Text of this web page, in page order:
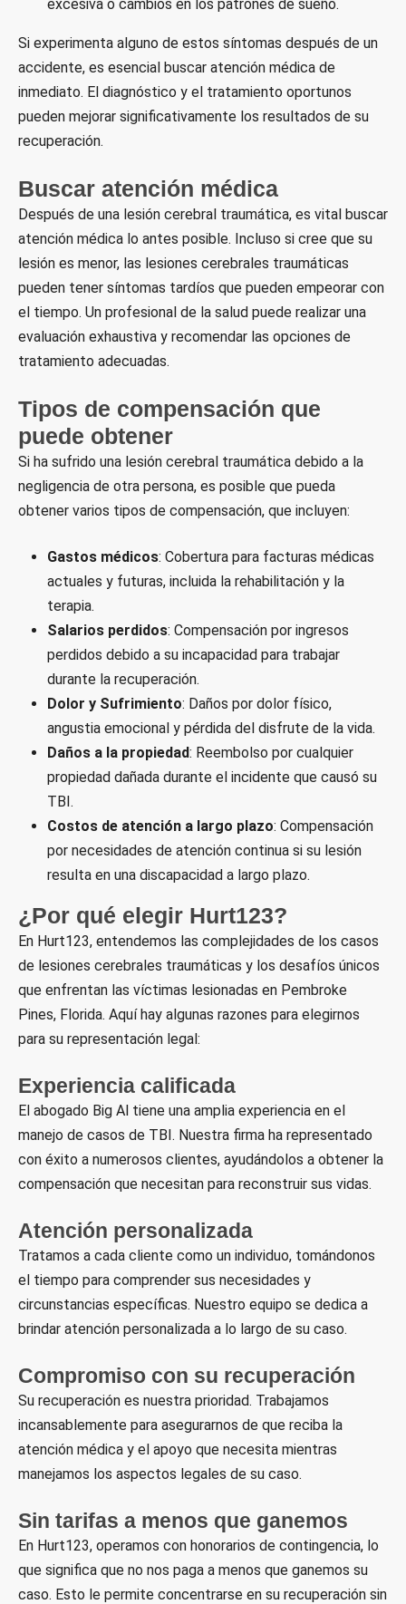
excesiva o cambios en los patrones de sueño.
Si experimenta alguno de estos síntomas después de un
accidente, es esencial buscar atención médica de
inmediato. El diagnóstico y el tratamiento oportunos
pueden mejorar significativamente los resultados de su
recuperación.
Buscar atención médica
Después de una lesión cerebral traumática, es vital buscar
atención médica lo antes posible. Incluso si cree que su
lesión es menor, las lesiones cerebrales traumáticas
pueden tener síntomas tardíos que pueden empeorar con
el tiempo. Un profesional de la salud puede realizar una
evaluación exhaustiva y recomendar las opciones de
tratamiento adecuadas.
Tipos de compensación que
puede obtener
Si ha sufrido una lesión cerebral traumática debido a la
negligencia de otra persona, es posible que pueda
obtener varios tipos de compensación, que incluyen:
Gastos médicos: Cobertura para facturas médicas
actuales y futuras, incluida la rehabilitación y la
terapia.
Salarios perdidos: Compensación por ingresos
perdidos debido a su incapacidad para trabajar
durante la recuperación.
Dolor y Sufrimiento: Daños por dolor físico,
angustia emocional y pérdida del disfrute de la vida.
Daños a la propiedad: Reembolso por cualquier
propiedad dañada durante el incidente que causó su
TBI.
Costos de atención a largo plazo: Compensación
por necesidades de atención continua si su lesión
resulta en una discapacidad a largo plazo.
¿Por qué elegir Hurt123?
En Hurt123, entendemos las complejidades de los casos
de lesiones cerebrales traumáticas y los desafíos únicos
que enfrentan las víctimas lesionadas en Pembroke
Pines, Florida. Aquí hay algunas razones para elegirnos
para su representación legal:
Experiencia calificada
El abogado Big Al tiene una amplia experiencia en el
manejo de casos de TBI. Nuestra firma ha representado
con éxito a numerosos clientes, ayudándolos a obtener la
compensación que necesitan para reconstruir sus vidas.
Atención personalizada
Tratamos a cada cliente como un individuo, tomándonos
el tiempo para comprender sus necesidades y
circunstancias específicas. Nuestro equipo se dedica a
brindar atención personalizada a lo largo de su caso.
Compromiso con su recuperación
Su recuperación es nuestra prioridad. Trabajamos
incansablemente para asegurarnos de que reciba la
atención médica y el apoyo que necesita mientras
manejamos los aspectos legales de su caso.
Sin tarifas a menos que ganemos
En Hurt123, operamos con honorarios de contingencia, lo
que significa que no nos paga a menos que ganemos su
caso. Esto le permite concentrarse en su recuperación sin